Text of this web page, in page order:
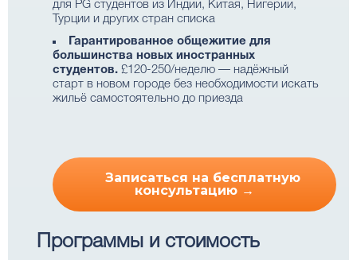
для PG студентов из Индии, Китая, Нигерии,
Турции и других стран списка
Гарантированное общежитие для
большинства новых иностранных
студентов. £120-250/неделю — надёжный
старт в новом городе без необходимости искать
жильё самостоятельно до приезда
Записаться на бесплатную
консультацию →
Программы и стоимость